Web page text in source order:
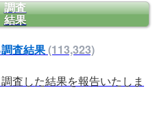
調査
結果
査結果(113,323)
査した結果を報告いたしま